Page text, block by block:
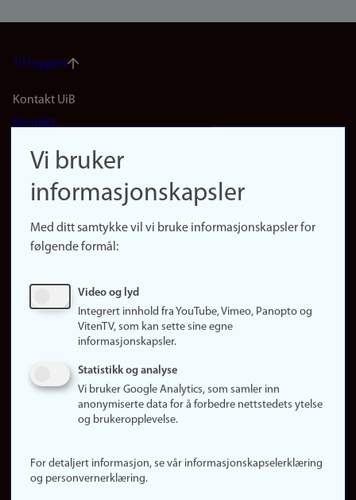
Til toppen
Footer
(no)
Kontakt UiB
Kontakt
Finn forsker
Presse
Finn studier
Ledige stillinger
Om nettstedet
Informasjonskapsler
Personvern
Vi bruker
informasjonskapsler
Med ditt samtykke vil vi bruke informasjonskapsler for
følgende formål:
Video og lyd
Integrert innhold fra YouTube, Vimeo, Panopto og
VitenTV, som kan sette sine egne
informasjonskapsler.
Statistikk og analyse
Vi bruker Google Analytics, som samler inn
anonymiserte data for å forbedre nettstedets ytelse
og brukeropplevelse.
For detaljert informasjon, se vår informasjonskapselerklæring
og personvernerklæring.